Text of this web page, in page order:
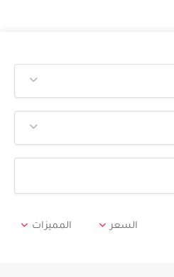
المميزات السعر